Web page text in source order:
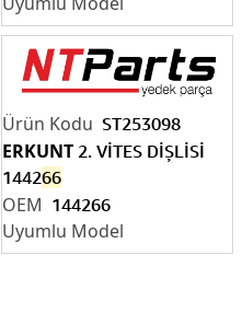
ST253098
144266
ERKUNT 2. VİTES DİŞLİSİ
144266